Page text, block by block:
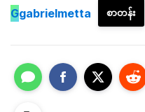
စာတန်း
Ggabrielmetta